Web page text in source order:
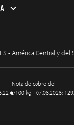
ES - América Central y del
Nota de cobre del
€/100 kg | 07.08.2026: